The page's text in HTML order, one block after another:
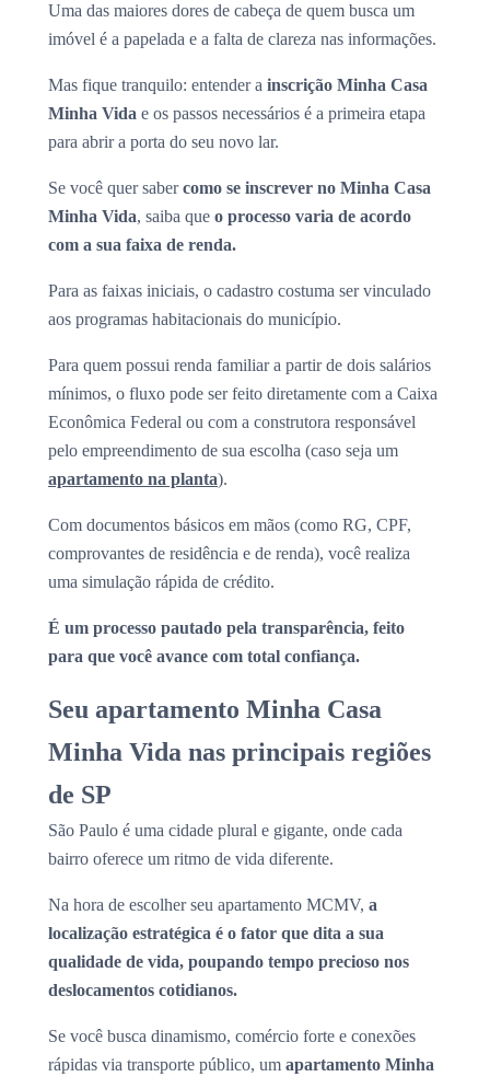
Uma das maiores dores de cabeça de quem busca um
imóvel é a papelada e a falta de clareza nas informações.
Mas fique tranquilo: entender a inscrição Minha Casa
Minha Vida e os passos necessários é a primeira etapa
para abrir a porta do seu novo lar.
Se você quer sabercomo se inscrever no Minha Casa
Minha Vida, saiba que o processo varia de acordo
com a sua faixa de renda.
Para as faixas iniciais, o cadastro costuma ser vinculado
aos programas habitacionais do município.
Para quem possui renda familiar a partir de dois salários
mínimos, o fluxo pode ser feito diretamente com a Caixa
Econômica Federal ou com a construtora responsável
pelo empreendimento de sua escolha (caso seja um
apartamento na planta).
Com documentos básicos em mãos (como RG, CPF,
comprovantes de residência e de renda), você realiza
uma simulação rápida de crédito.
É um processo pautado pela transparência, feito
para que você avance com total confiança.
Seu apartamento Minha Casa
Minha Vida nas principais regiões
de SP
São Paulo é uma cidade plural e gigante, onde cada
bairro oferece um ritmo de vida diferente.
Na hora de escolher seu apartamento MCMV, a
localização estratégica é o fator que dita a sua
qualidade de vida, poupando tempo precioso nos
deslocamentos cotidianos.
Se você busca dinamismo, comércio forte e conexões
rápidas via transporte público, um apartamento Minha